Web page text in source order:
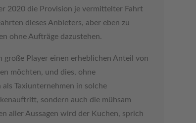
2020 die Provision je vermittelter Fahrt
dieses Anbieters, aber eben zu
ohne Aufträge dazustehen.
große Player einen erheblichen Anteil von
möchten, und dies, ohne
Taxiunternehmen in solche
sondern auch die mühsam
aller Aussagen wird der Kuchen, sprich